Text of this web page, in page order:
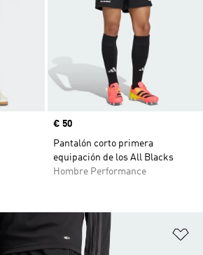
Precio
€ 50
Pantalón corto primera
equipación de los All Blacks
Hombre Performance